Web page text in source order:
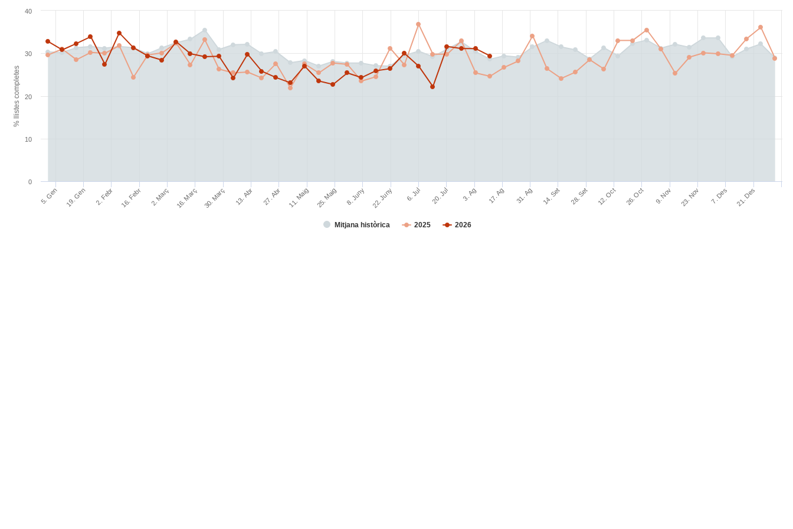
% llistes completes
Mitjana històrica 2025 2026
5. Gen 19. Gen 2. Febr 16. Febr 2. Març 16. Març 30. Març 13. Abr 27. Abr 11. Maig 25. Maig 8. Juny 22. Juny 6. Jul 20. Jul 3. Ag 17. Ag 31. Ag 14. Set 28. Set 12. Oct 26. Oct 9. Nov 23. Nov 7. Des 21. Des
0
10
20
30
40